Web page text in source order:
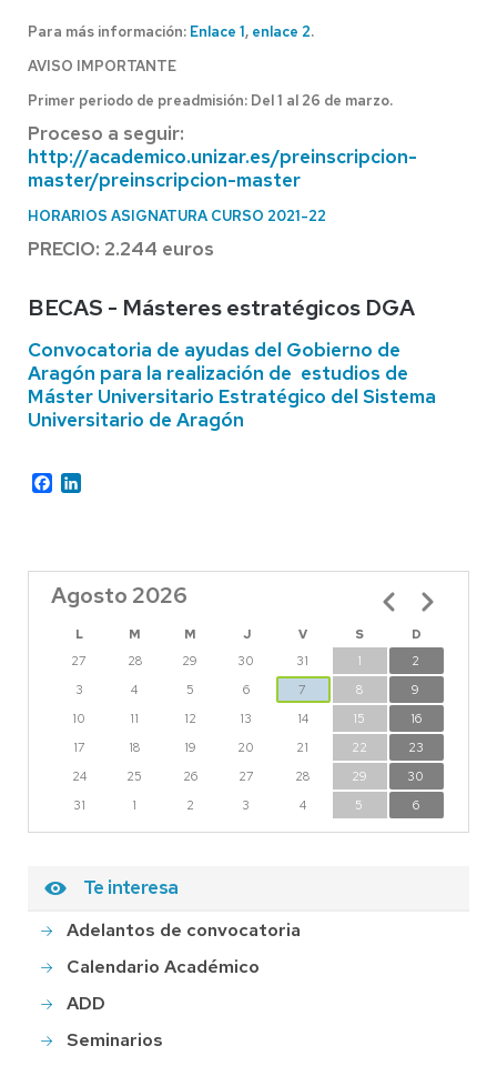
Para más información: Enlace 1, enlace 2.
AVISO IMPORTANTE
Primer periodo de preadmisión: Del 1 al 26 de marzo.
Proceso a seguir:
http://academico.unizar.es/preinscripcion-
master/preinscripcion-master
HORARIOS ASIGNATURA CURSO 2021-22
PRECIO: 2.244 euros
BECAS - Másteres estratégicos DGA
Convocatoria de ayudas del Gobierno de
Aragón para la realización de estudios de
Máster Universitario Estratégico del Sistema
Universitario de Aragón
Facebook
Agosto 2026
L M M J V S
D
27
28 29 30 31 1
2
3
4 5 6 7 8
9
10
11 12 13 14 15
16
17
18 19 20 21 22
23
24
25 26 27 28 29
30
31
1 2 3 4 5 6
Paginación
Te interesa
Adelantos de convocatoria
Calendario Académico
ADD
Seminarios